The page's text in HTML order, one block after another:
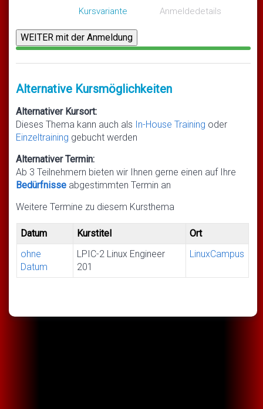
Kursvariante Anmeldedetails
Alternative Kursmöglichkeiten
Alternativer Kursort:
Dieses Thema kann auch als In-House Training oder
Einzeltraining gebucht werden
Alternativer Termin:
Ab 3 Teilnehmern bieten wir Ihnen gerne einen auf Ihre
Bedürfnisse abgestimmten Termin an
Weitere Termine zu diesem Kursthema
Datum Kurstitel
Ort
ohne
Datum
LPIC-2 Linux Engineer
201
LinuxCampus